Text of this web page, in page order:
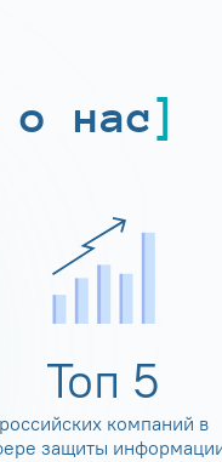
о нас
Топ 5
российских компаний в
защиты